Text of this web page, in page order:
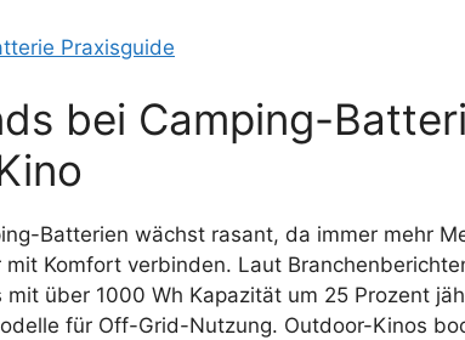
Praxisguide
bei Camping-
Batterien wächst rasant, da immer mehr
Komfort verbinden. Laut
mit über 1000 Wh Kapazität um 25 Prozent
für Off-Grid-Nutzung. Outdoor-Kinos